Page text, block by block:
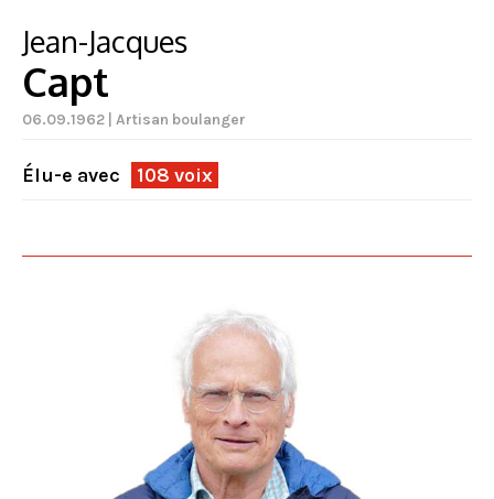
Jean-Jacques
Capt
06.09.1962 | Artisan boulanger
Élu-e avec 108 voix